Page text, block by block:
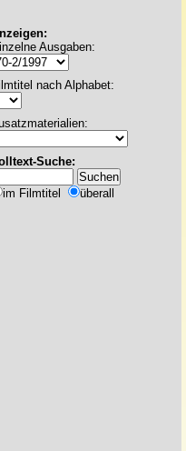
Ausgaben:
nach Alphabet:
Suche:
im Filmtitel überall